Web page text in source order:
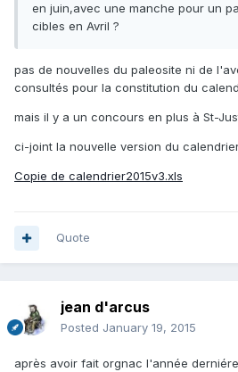
en juin,avec une manche pour un
cibles en Avril ?
pas de nouvelles du paleosite ni de
consultés pour la constitution du
mais il y a un concours en plus à St-
ci-joint la nouvelle version du
Copie de calendrier2015v3.xls
Quote
jean d'arcus
Posted January 19, 2015
après avoir fait orgnac l'année